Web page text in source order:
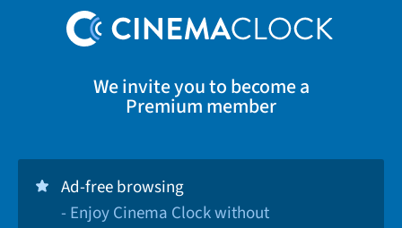
We invite you to become a
Premium member
Ad-free browsing
- Enjoy Cinema Clock without